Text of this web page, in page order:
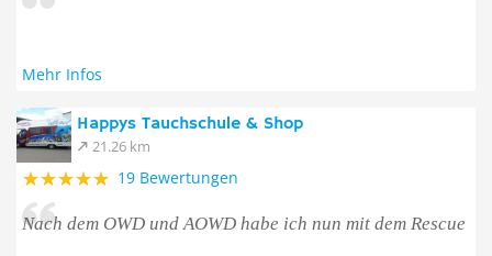
Mehr Infos
Happys Tauchschule & Shop
21.26 km
19 Bewertungen
Nach dem OWD und AOWD habe ich nun mit dem Rescue